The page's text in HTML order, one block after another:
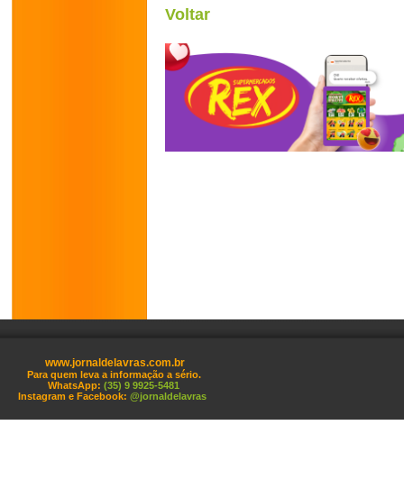
Voltar
www.jornaldelavras.com.br
Para quem leva a informação a sério.
WhatsApp: (35) 9 9925-5481
Instagram e Facebook: @jornaldelavras